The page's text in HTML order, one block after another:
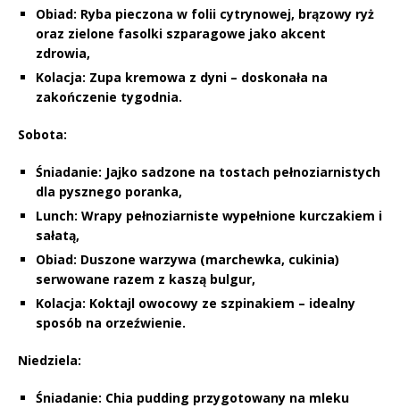
Obiad: Ryba pieczona w folii cytrynowej, brązowy ryż
oraz zielone fasolki szparagowe jako akcent
zdrowia,
Kolacja: Zupa kremowa z dyni – doskonała na
zakończenie tygodnia.
Sobota:
Śniadanie: Jajko sadzone na tostach pełnoziarnistych
dla pysznego poranka,
Lunch: Wrapy pełnoziarniste wypełnione kurczakiem i
sałatą,
Obiad: Duszone warzywa (marchewka, cukinia)
serwowane razem z kaszą bulgur,
Kolacja: Koktajl owocowy ze szpinakiem – idealny
sposób na orzeźwienie.
Niedziela:
Śniadanie: Chia pudding przygotowany na mleku